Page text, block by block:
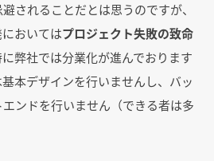
されることだとは思うのですが、
おいてはプロジェクト失敗の致命
弊社では分業化が進んでおります
本デザインを行いませんし、バッ
ンドを行いません（できる者は多